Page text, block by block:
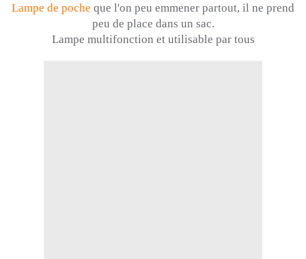
Lampe de poche que l'on peu emmener partout, il ne prend
peu de place dans un sac.
Lampe multifonction et utilisable par tous